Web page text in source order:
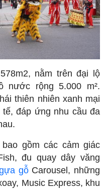
nằm trên đại lộ
nước rộng 5.000 m².
thiên nhiên xanh mại
đáp ứng nhu cầu đa
gồm các cảm giác
đu quay dây văng
gỗCarousel, những
Music Express, khu